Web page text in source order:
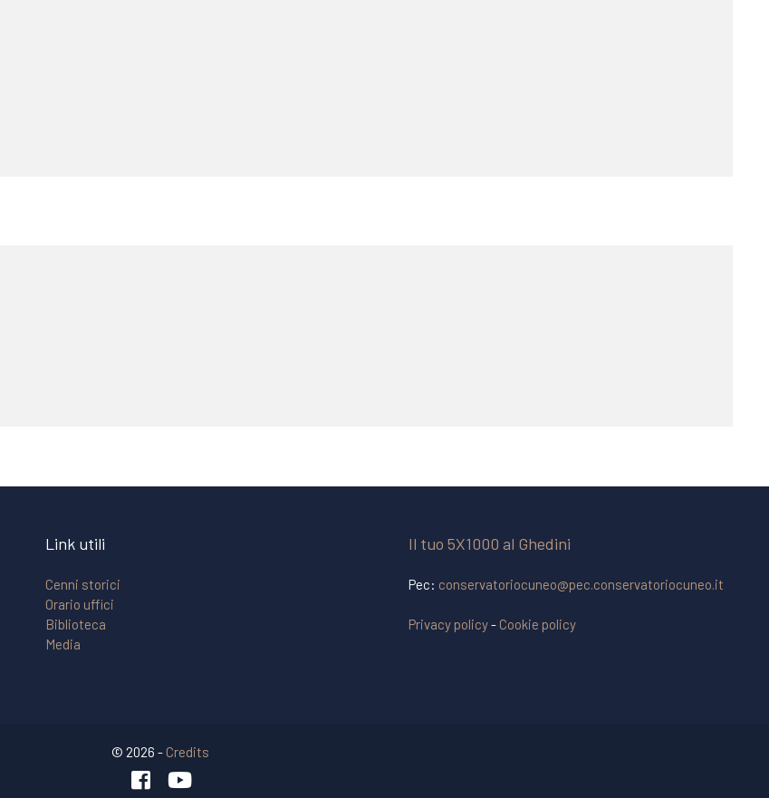
Link utili
Cenni storici
Orario uffici
Biblioteca
Media
Il tuo 5X1000 al Ghedini
Pec: conservatoriocuneo@pec.conservatoriocuneo.it
Privacy policy- Cookie policy
© 2026 - Credits